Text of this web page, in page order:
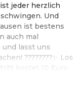
jeder herzlich
Und
ist bestens
auch mal
lasst uns
????????✨ Los
kostet 10 Euro.